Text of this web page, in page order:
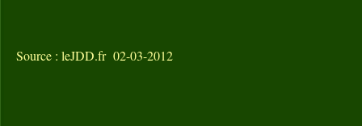
Source : leJDD.fr 02-03-2012